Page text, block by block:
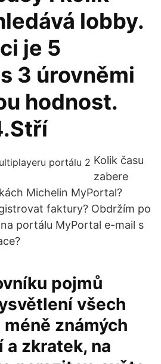
lobby.
je 5
3 úrovněmi
hodnost.
Kolik času
zabere
Michelin MyPortal?
faktury? Obdržím po
portálu MyPortal e-mail s
pojmů
všech
známých
a zkratek, na